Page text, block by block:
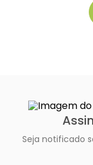
Seja notificado